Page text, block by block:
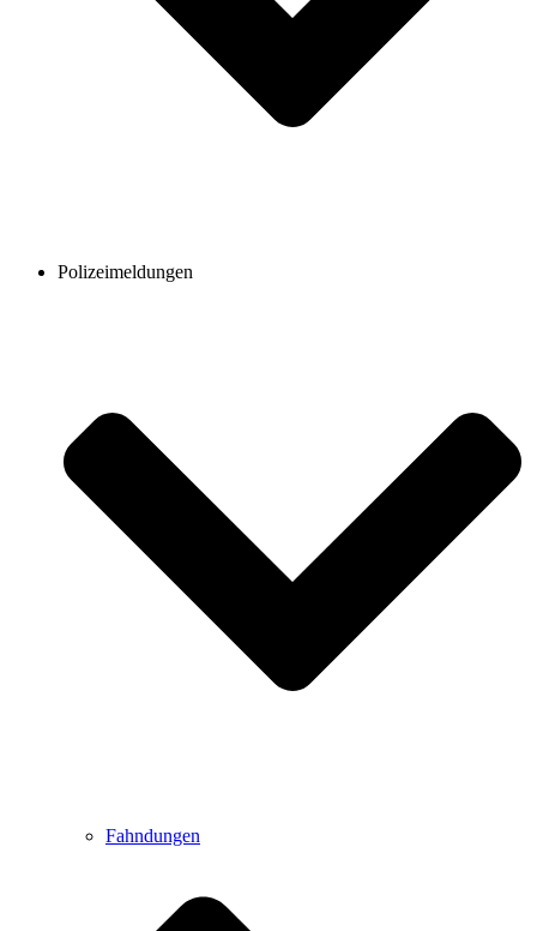
Polizeimeldungen
Fahndungen